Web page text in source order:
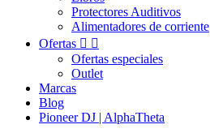
Protectores Auditivos
Alimentadores de corriente
Ofertas  
Ofertas especiales
Outlet
Marcas
Blog
Pioneer DJ | AlphaTheta